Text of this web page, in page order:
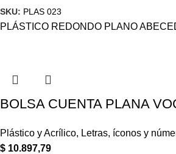
SKU: PLAS 023
PLÁSTICO REDONDO PLANO
BOLSA CUENTA PLANA
Plástico y Acrílico, Letras, íconos y
$ 10.897,79